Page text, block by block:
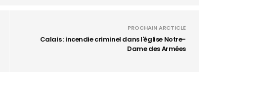
PROCHAIN ARCTICLE
Calais : incendie criminel dans l'église Notre-
Dame des Armées